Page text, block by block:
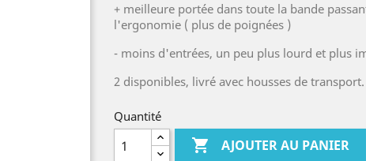
+ meilleure portée dans toute la bande
l'ergonomie ( plus de poignées )
- moins d'entrées, un peu plus lourd et plus
2 disponibles, livré avec housses de transport.
Quantité
 AJOUTER AU PANIER